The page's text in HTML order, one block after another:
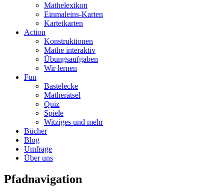
Mathelexikon
Einmaleins-Karten
Karteikarten
Action
Konstruktionen
Mathe interaktiv
Übungsaufgaben
Wir lernen
Fun
Bastelecke
Matherätsel
Quiz
Spiele
Witziges und mehr
Bücher
Blog
Umfrage
Über uns
Pfadnavigation